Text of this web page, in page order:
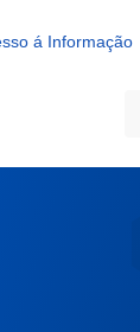
á Informação